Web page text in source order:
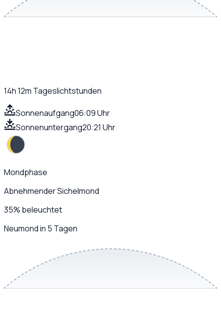
14h 12m Tageslichtstunden
Sonnenaufgang06:09 Uhr
Sonnenuntergang20:21 Uhr
Mondphase
Abnehmender Sichelmond
35% beleuchtet
Neumond in 5 Tagen